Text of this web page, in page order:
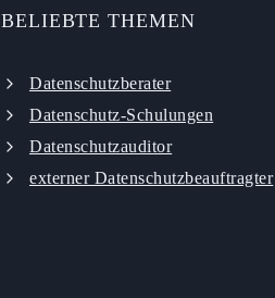
BELIEBTE THEMEN
Datenschutzberater
Datenschutz-Schulungen
Datenschutzauditor
externer Datenschutzbeauftragter